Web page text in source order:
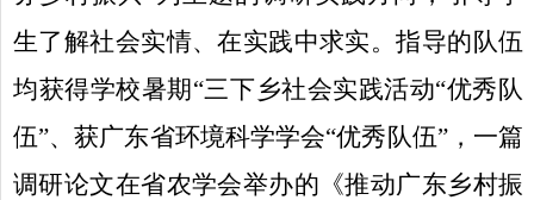
生了解社会实情、在实践中求实。指导的队伍
均获得学校暑期“三下乡社会实践活动“优秀队
伍”、获广东省环境科学学会“优秀队伍”，一篇
调研论文在省农学会举办的《推动广东乡村振